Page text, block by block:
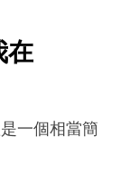
在
一個相當簡